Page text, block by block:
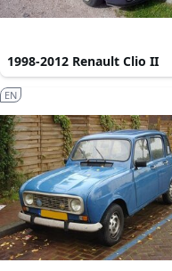
1998-2012 Renault Clio II
EN